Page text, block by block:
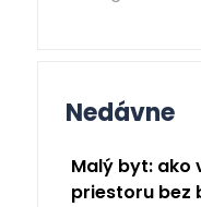
Nedávne
Malý byt: ako
priestoru bez